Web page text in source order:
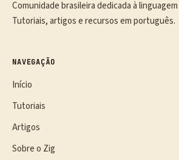
Comunidade brasileira dedicada à
Tutoriais, artigos e recursos em português.
NAVEGAÇÃO
Início
Tutoriais
Artigos
Sobre o Zig